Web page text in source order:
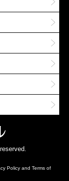
Policyand Terms of